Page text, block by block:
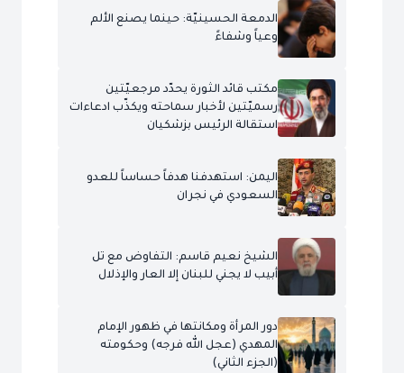
الدمعة الحسينيّة: حينما يصنع الألم
وعياً وشفاءً
مكتب قائد الثورة يحدّد مرجعيّتين
رسميّتين لأخبار سماحته ويكذّب ادعاءات
استقالة الرئيس بزشكيان
اليمن: استهدفنا هدفاً حساساً للعدو
السعودي في نجران
الشيخ نعيم قاسم: التفاوض مع تل
أبيب لا يجني للبنان إلا العار والإذلال
دور المرأة ومكانتها في ظهور الإمام
المهدي (عجل الله فرجه) وحكومته
(الجزء الثاني)